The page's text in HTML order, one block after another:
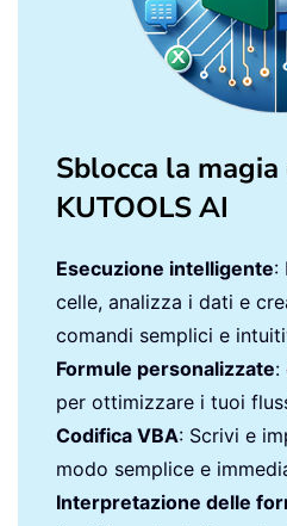
Sblocca la magia
KUTOOLS AI
Esecuzione intelligente:
celle, analizza i dati e
comandi semplici e
Formule personalizzate:
per ottimizzare i tuoi
Codifica VBA: Scrivi e
modo semplice e
Interpretazione delle